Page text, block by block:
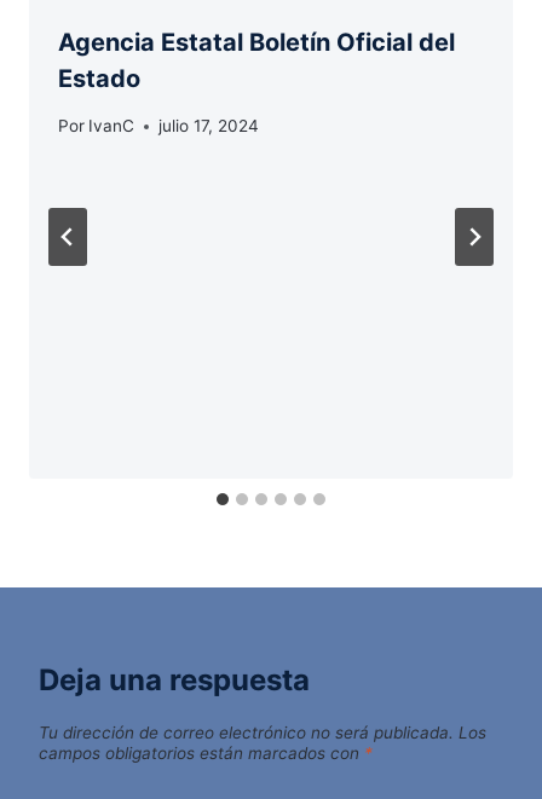
Agencia Estatal Boletín Oficial del
Estado
Por IvanC julio 17, 2024
Deja una respuesta
Tu dirección de correo electrónico no será publicada. Los
campos obligatorios están marcados con *